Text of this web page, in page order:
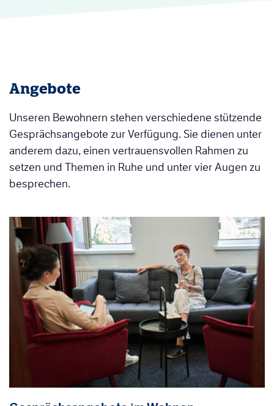
Angebote
Unseren Bewohnern stehen verschiedene stützende
Gesprächsangebote zur Verfügung. Sie dienen unter
anderem dazu, einen vertrauensvollen Rahmen zu
setzen und Themen in Ruhe und unter vier Augen zu
besprechen.